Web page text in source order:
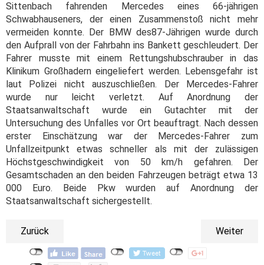
Sittenbach fahrenden Mercedes eines 66-jährigen
Schwabhauseners, der einen Zusammenstoß nicht mehr
vermeiden konnte. Der BMW des87-Jährigen wurde durch
den Aufprall von der Fahrbahn ins Bankett geschleudert. Der
Fahrer musste mit einem Rettungshubschrauber in das
Klinikum Großhadern eingeliefert werden. Lebensgefahr ist
laut Polizei nicht auszuschließen. Der Mercedes-Fahrer
wurde nur leicht verletzt. Auf Anordnung der
Staatsanwaltschaft wurde ein Gutachter mit der
Untersuchung des Unfalles vor Ort beauftragt. Nach dessen
erster Einschätzung war der Mercedes-Fahrer zum
Unfallzeitpunkt etwas schneller als mit der zulässigen
Höchstgeschwindigkeit von 50 km/h gefahren. Der
Gesamtschaden an den beiden Fahrzeugen beträgt etwa 13
000 Euro. Beide Pkw wurden auf Anordnung der
Staatsanwaltschaft sichergestellt.
Zurück Weiter